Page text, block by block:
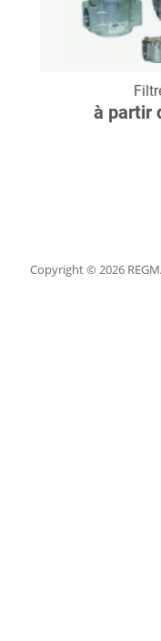
à partir
Copyright© 2026